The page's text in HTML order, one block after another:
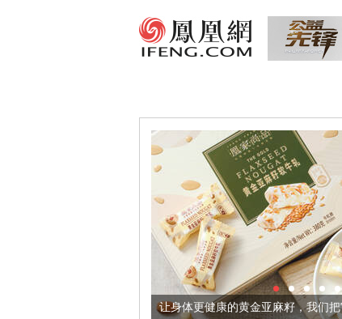
让身体更健康的黄金亚麻籽，我们